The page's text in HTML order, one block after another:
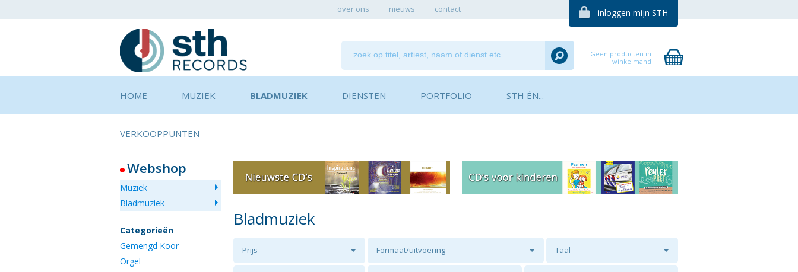
over ons nieuws contact inloggen mijn STH
Geen producten in
winkelmand
HOME MUZIEK BLADMUZIEK DIENSTEN PORTFOLIO STH ÉN...
VERKOOPPUNTEN
Webshop
Muziek
Bladmuziek
Categorieën
Gemengd Koor
Orgel
Bladmuziek
Prijs Formaat/uitvoering Taal